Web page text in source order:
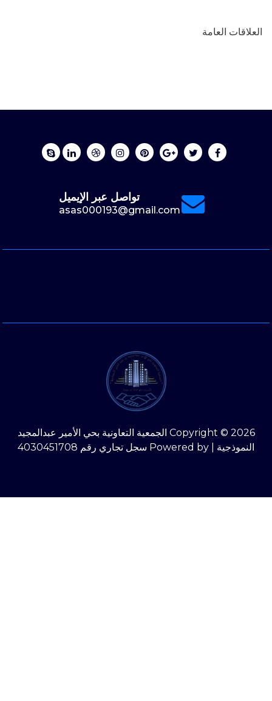
العلاقات العامة
تواصل عبر الإيميل
asas000193@gmail.com
Copyright © 2026 الجمعية التعاونية بحي الأمير عبدالمجيد
النموذجية | Powered by سجل تجاري رقم 4030451708